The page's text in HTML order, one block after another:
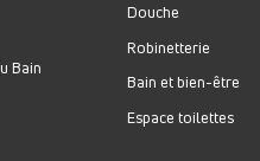
Bain
Douche
Robinetterie
Bain et bien-être
Espace toilettes